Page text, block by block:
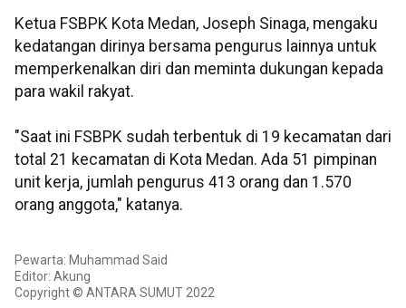
Ketua FSBPK Kota Medan, Joseph Sinaga, mengaku
kedatangan dirinya bersama pengurus lainnya untuk
memperkenalkan diri dan meminta dukungan kepada
para wakil rakyat.
"Saat ini FSBPK sudah terbentuk di 19 kecamatan dari
total 21 kecamatan di Kota Medan. Ada 51 pimpinan
unit kerja, jumlah pengurus 413 orang dan 1.570
orang anggota," katanya.
Pewarta: Muhammad Said
Editor: Akung
Copyright © ANTARA SUMUT 2022